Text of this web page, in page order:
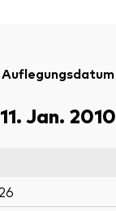
Auflegungsdatum
11. Jan. 2010